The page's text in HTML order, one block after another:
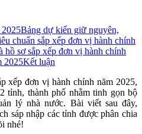
2025Bảng dự kiến giữ nguyên,
chuẩn sắp xếp đơn vị hành chính
hồ sơ sắp xếp đơn vị hành chính
2025Kết luận
xếp đơn vị hành chính năm 2025,
tỉnh, thành phố nhằm tinh gọn bộ
lý nhà nước. Bài viết sau đây,
sáp nhập các tỉnh được phân chia
nhé!